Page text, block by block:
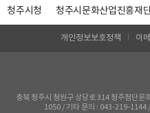
청주시청 청주시문화산업진흥재
개인정보보호정책 이
충북 청주시 청원구 상당로 314 청주첨단
1050 / 기타 문의 : 043-219-